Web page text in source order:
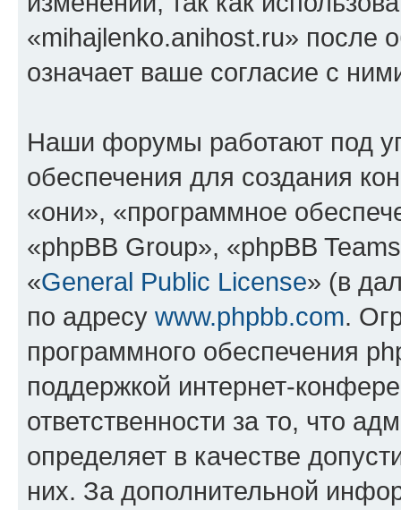
«mihajlenko.anihost.ru» после
означает ваше согласие с
Наши форумы работают под
обеспечения для создания
«они», «программное
«phpBB Group», «phpBB
«General Public License» (в
по адресу www.phpbb.com.
программного обеспечения
поддержкой интернет-
ответственности за то, что
определяет в качестве
них. За дополнительной